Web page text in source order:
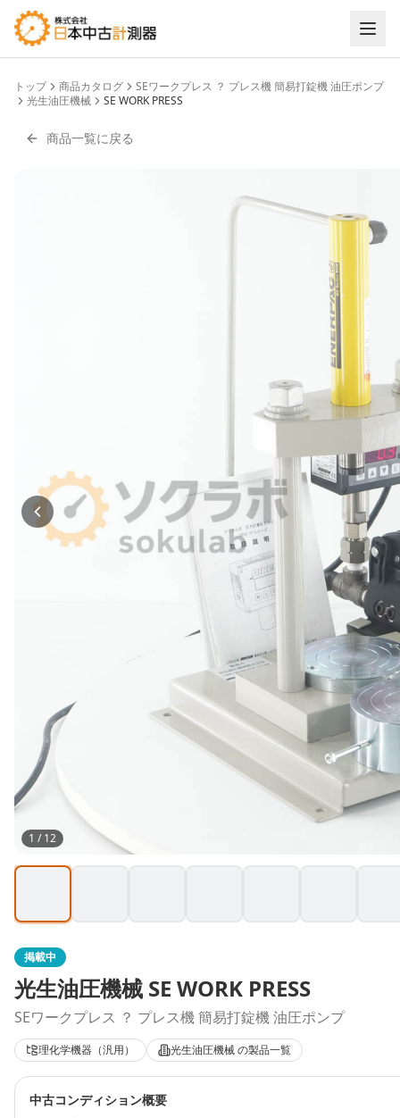
トップ 商品カタログ
SEワークプレス ？ プレス機 簡易打錠機 油圧ポンプ
光生油圧機械
SE WORK PRESS
商品一覧に戻る
1 /12
掲載中
光生油圧機械 SE WORK PRESS
SEワークプレス ？ プレス機 簡易打錠機 油圧ポンプ
理化学機器（汎用） 光生油圧機械の製品一覧
中古コンディション概要